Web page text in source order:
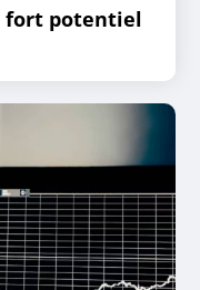
fort potentiel